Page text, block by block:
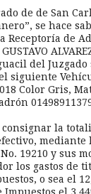
de de San
se hace
Receptoría de
del
siguiente
Color Gris,
la
19210 y sus
los gastos de
o sea el